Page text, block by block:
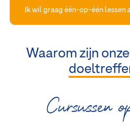
Ik wil graag één-op-één lessen
Waarom zijn
Cursussen